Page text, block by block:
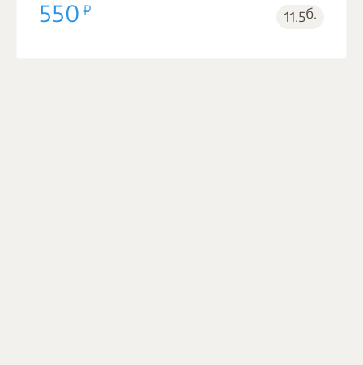
550 11.5б.